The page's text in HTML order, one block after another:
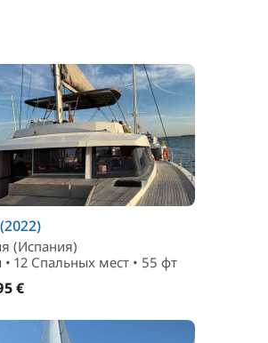
(Испания)
12 Спальныx мест • 55 фт
€